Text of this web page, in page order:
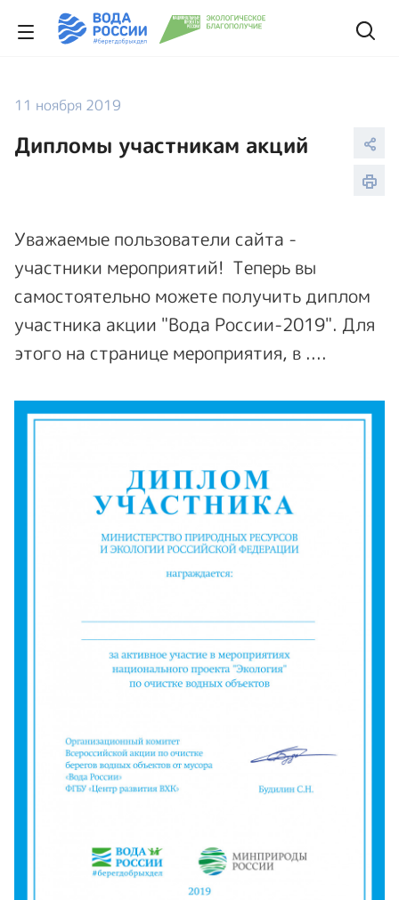
11 ноября 2019
Дипломы участникам акций
Уважаемые пользователи сайта -
участники мероприятий! Теперь вы
самостоятельно можете получить диплом
участника акции "Вода России-2019". Для
этого на странице мероприятия, в ....